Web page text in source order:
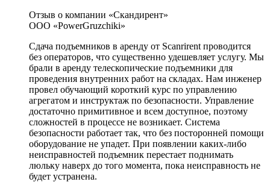
Отзыв о компании «Скандирент»
ООО «PowerGruzchiki»
Сдача подъемников в аренду от Scanrirent проводится
без операторов, что существенно удешевляет услугу. Мы
брали в аренду телескопические подъемники для
проведения внутренних работ на складах. Нам инженер
провел обучающий короткий курс по управлению
агрегатом и инструктаж по безопасности. Управление
достаточно примитивное и всем доступное, поэтому
сложностей в процессе не возникает. Система
безопасности работает так, что без посторонней помощи
оборудование не упадет. При появлении каких-либо
неисправностей подъемник перестает поднимать
люльку наверх до того момента, пока неисправность не
будет устранена.